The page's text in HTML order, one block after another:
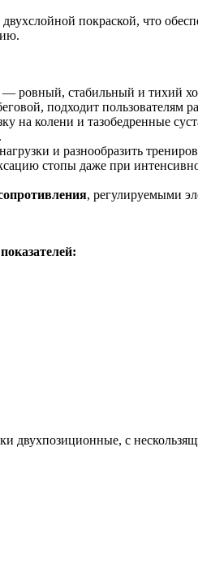
покраской, что
— ровный, стабильный и тихий
подходит пользователям
на колени и тазобедренные
и разнообразить
стопы даже при
, регулируемыми
двухпозиционные, с